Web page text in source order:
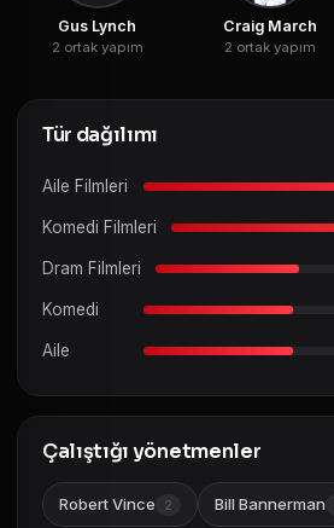
Gus Lynch
2 ortak yapım
Craig March
2 ortak yapım
Tür dağılımı
Aile Filmleri
Komedi Filmleri
Dram Filmleri
Komedi
Aile
Çalıştığı yönetmenler
Robert Vince 2 Bill Bannerman